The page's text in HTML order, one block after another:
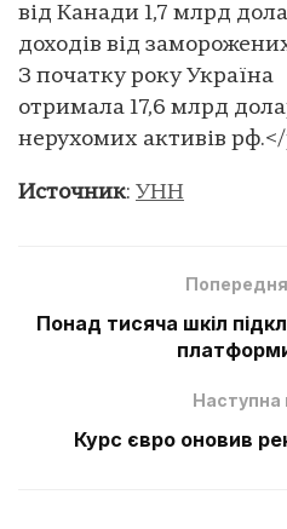
від Канади 1,7 млрд
доходів від
З початку року Україна
отримала 17,6 млрд
нерухомих активів
Источник: УНН
Понад тисяча шкіл
Наступна
Курс євро оновив